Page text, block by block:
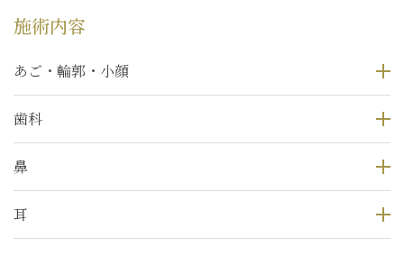
施術内容
あご・輪郭・小顔
歯科
鼻
耳